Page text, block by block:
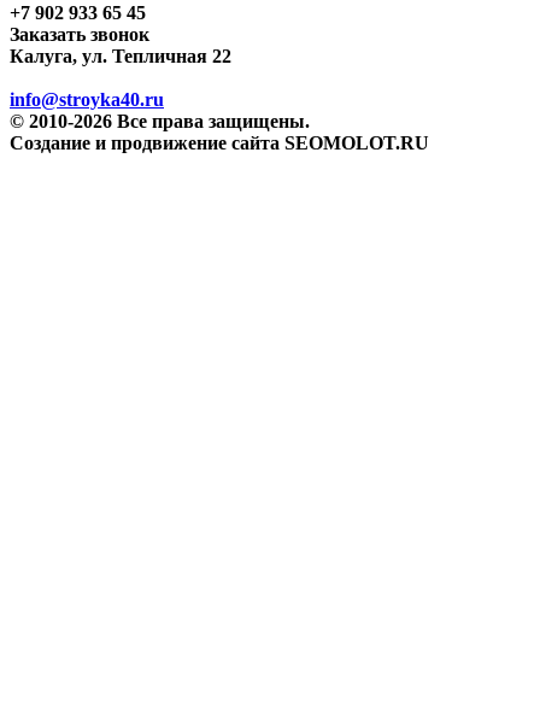
+7 902 933 65 45
Заказать звонок
Калуга, ул. Тепличная 22
info@stroyka40.ru
© 2010-2026 Все права защищены.
Создание и продвижение сайта SEOMOLOT.RU